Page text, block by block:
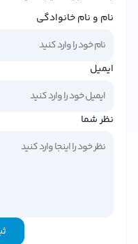
مواد تشکیل دهنده
ویتامین ها، مواد
سلامتی و زیبایی موهای
چرا باید این شامپو را
این شامپو، با توجه به
پیدا کند. از دیگر
رطوبت مو، افزایش
نام و نام خانوادگی
ایمیل
نظر شما